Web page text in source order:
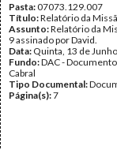
Pasta:07073.129.007
Título:Relatório da
Assunto:Relatório da
9 assinado por David.
Data: Quinta, 13 de
Fundo:DAC -
Cabral
Tipo Documental:
Página(s):7